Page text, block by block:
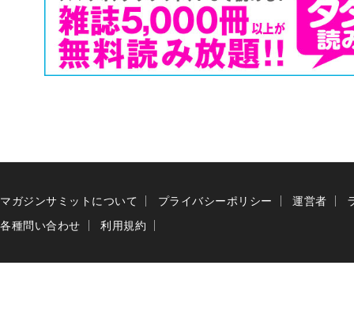
マガジンサミットについて プライバシーポリシー 運営者
各種問い合わせ
利用規約